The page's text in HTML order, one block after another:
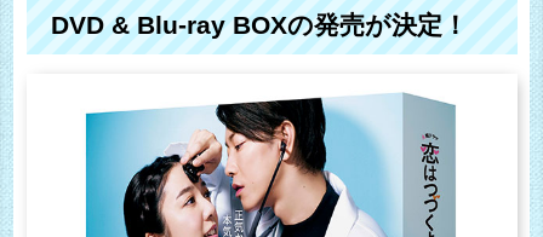
DVD & Blu-ray BOXの発売が決定！